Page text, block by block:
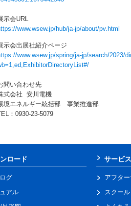
示会URL
www.wsew.jp/hub/ja-jp/about/pv.html
示会出展社紹介ページ
www.wsew.jp/spring/ja-jp/search/2023/
問い合わせ先
式会社 安川電機
境エネルギー統括部 事業推進部
：0930-23-5079
ロード
グ
アル
サービ
アフタ
スクール